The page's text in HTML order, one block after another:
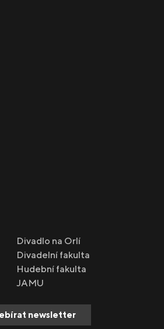
Divadlo na Orlí
Divadelní fakulta
Hudební fakulta
JAMU